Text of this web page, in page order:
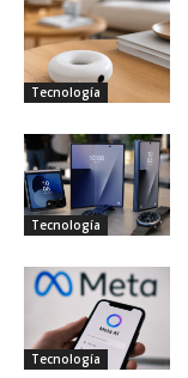
Tecnología
Tecnología
Tecnología